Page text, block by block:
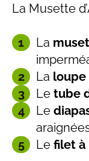
La Musette
La
La loupe
Le tube
Le
Le filet à